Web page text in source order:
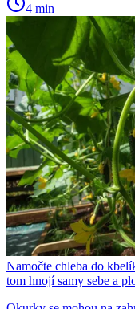
4 min
Namočte chleba do
tom hnojí samy sebe a